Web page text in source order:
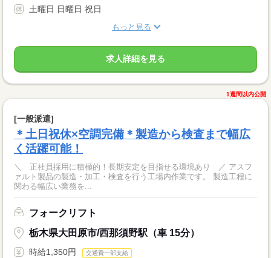
土曜日 日曜日 祝日
もっと見る
求人詳細を見る
1週間以内公開
[一般派遣]
＊土日祝休×空調完備＊製造から検査まで幅広
く活躍可能！
＼ 正社員採用に積極的！長期安定を目指せる環境あり ／ アスフ
ァルト製品の製造・加工・検査を行う工場内作業です。 製造工程に
関わる幅広い業務を...
フォークリフト
栃木県大田原市/西那須野駅（車 15分）
時給1,350円 交通費一部支給